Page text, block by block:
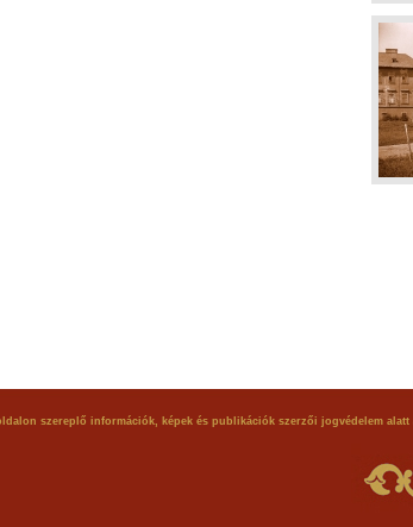
szereplő információk, képek és publikációk szerzői jogvédelem alatt